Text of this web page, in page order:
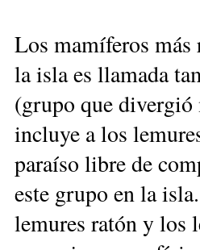
Los mamíferos más
la isla es llamada
(grupo que
incluye a los
paraíso libre de
este grupo en la
lemures ratón y los